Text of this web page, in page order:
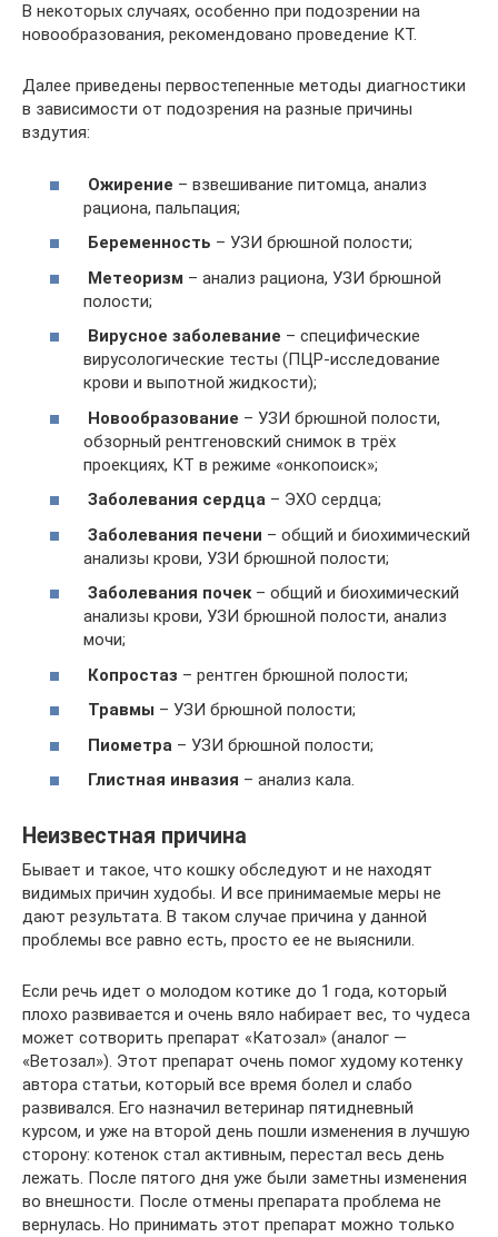
В некоторых случаях, особенно при подозрении на
новообразования, рекомендовано проведение КТ.
Далее приведены первостепенные методы диагностики
в зависимости от подозрения на разные причины
вздутия:
Ожирение – взвешивание питомца, анализ
рациона, пальпация;
Беременность – УЗИ брюшной полости;
Метеоризм – анализ рациона, УЗИ брюшной
полости;
Вирусное заболевание – специфические
вирусологические тесты (ПЦР-исследование
крови и выпотной жидкости);
Новообразование – УЗИ брюшной полости,
обзорный рентгеновский снимок в трёх
проекциях, КТ в режиме «онкопоиск»;
Заболевания сердца – ЭХО сердца;
Заболевания печени – общий и биохимический
анализы крови, УЗИ брюшной полости;
Заболевания почек– общий и биохимический
анализы крови, УЗИ брюшной полости, анализ
мочи;
Копростаз – рентген брюшной полости;
Травмы – УЗИ брюшной полости;
Пиометра – УЗИ брюшной полости;
Глистная инвазия – анализ кала.
Неизвестная причина
Бывает и такое, что кошку обследуют и не находят
видимых причин худобы. И все принимаемые меры не
дают результата. В таком случае причина у данной
проблемы все равно есть, просто ее не выяснили.
Если речь идет о молодом котике до 1 года, который
плохо развивается и очень вяло набирает вес, то чудеса
может сотворить препарат «Катозал» (аналог —
«Ветозал»). Этот препарат очень помог худому котенку
автора статьи, который все время болел и слабо
развивался. Его назначил ветеринар пятидневный
курсом, и уже на второй день пошли изменения в лучшую
сторону: котенок стал активным, перестал весь день
лежать. После пятого дня уже были заметны изменения
во внешности. После отмены препарата проблема не
вернулась. Но принимать этот препарат можно только